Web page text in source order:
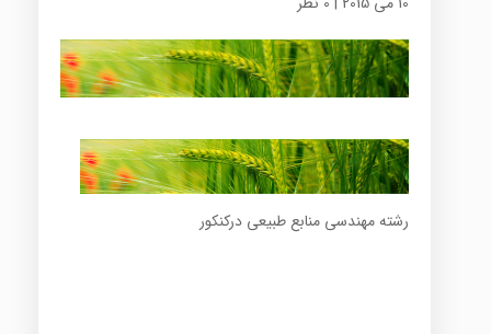
رشته مهندسی منابع طبیعی درکنکور